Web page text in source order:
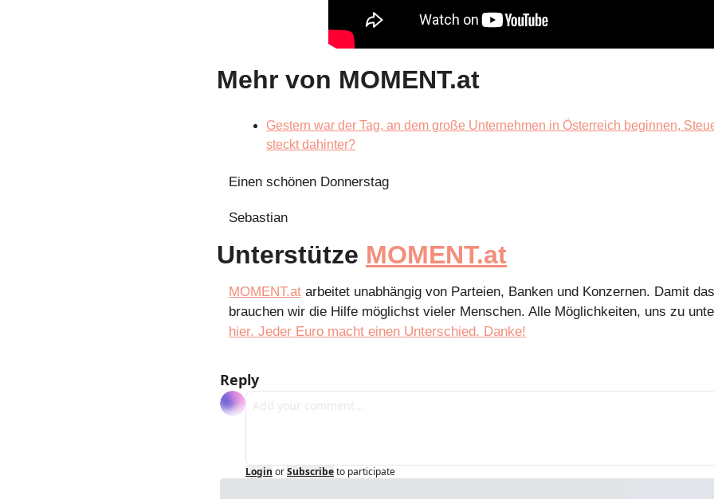
Mehr von MOMENT.at
Gestern war der Tag, an dem große Unternehmen in Österreich beginnen,
steckt dahinter?
Einen schönen Donnerstag
Sebastian
Unterstütze MOMENT.at
MOMENT.at arbeitet unabhängig von Parteien, Banken und Konzernen. Damit
brauchen wir die Hilfe möglichst vieler Menschen. Alle Möglichkeiten, uns zu
hier. Jeder Euro macht einen Unterschied. Danke!
Reply
Login orSubscribeto participate